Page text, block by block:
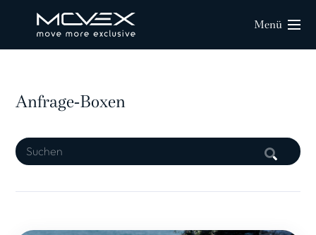
Menü
Anfrage-Boxen